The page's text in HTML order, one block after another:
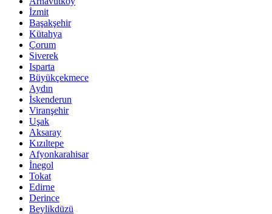
İzmit
Başakşehir
Kütahya
Çorum
Siverek
Isparta
Büyükçekmece
Aydın
İskenderun
Viranşehir
Uşak
Aksaray
Kızıltepe
Afyonkarahisar
İnegol
Tokat
Edirne
Derince
Beylikdüzü